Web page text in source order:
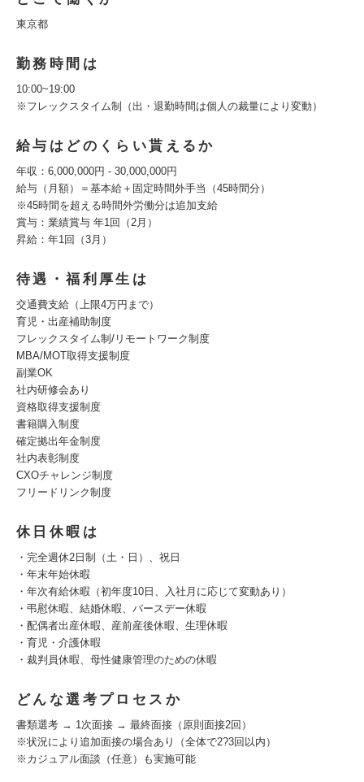
東京都
勤務時間は
10:00~19:00
※フレックスタイム制（出・退勤時間は個人の裁量により変動）
給与はどのくらい貰えるか
年収：6,000,000円 - 30,000,000円
給与（月額）＝基本給＋固定時間外手当（45時間分）
※45時間を超える時間外労働分は追加支給
賞与：業績賞与 年1回（2月）
昇給：年1回（3月）
待遇・福利厚生は
交通費支給（上限4万円まで）
育児・出産補助制度
フレックスタイム制/リモートワーク制度
MBA/MOT取得支援制度
副業OK
社内研修会あり
資格取得支援制度
書籍購入制度
確定拠出年金制度
社内表彰制度
CXOチャレンジ制度
フリードリンク制度
休日休暇は
・完全週休2日制（土・日）、祝日
・年末年始休暇
・年次有給休暇（初年度10日、入社月に応じて変動あり）
・弔慰休暇、結婚休暇、バースデー休暇
・配偶者出産休暇、産前産後休暇、生理休暇
・育児・介護休暇
・裁判員休暇、母性健康管理のための休暇
どんな選考プロセスか
書類選考 → 1次面接 → 最終面接（原則面接2回）
※状況により追加面接の場合あり（全体で2?3回以内）
※カジュアル面談（任意）も実施可能